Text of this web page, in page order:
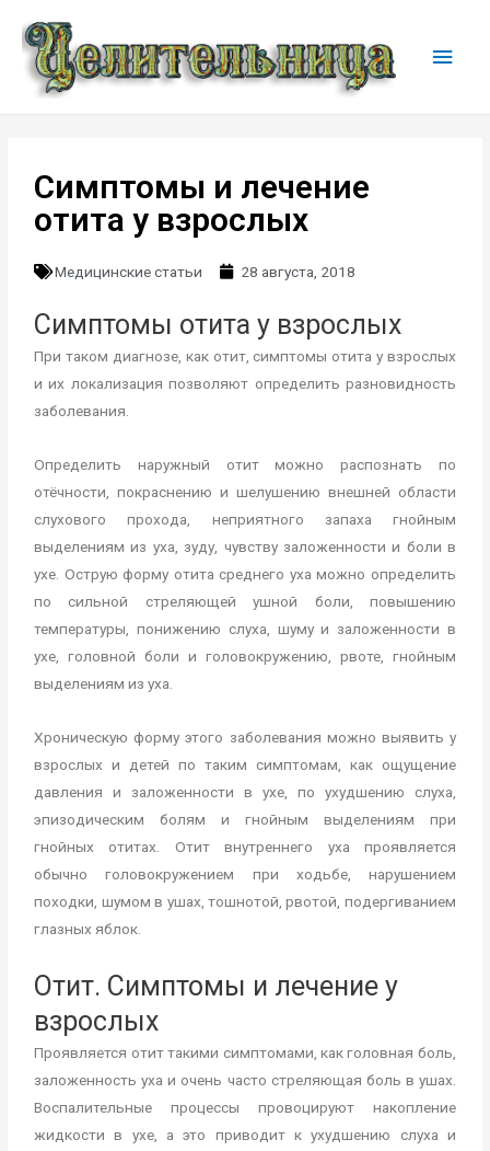
Симптомы и лечение
отита у взрослых
Медицинские статьи 28 августа, 2018
Симптомы отита у взрослых
При таком диагнозе, как отит, симптомы отита у взрослых
и их локализация позволяют определить разновидность
заболевания.
Определить наружный отит можно распознать по
отёчности, покраснению и шелушению внешней области
слухового прохода, неприятного запаха гнойным
выделениям из уха, зуду, чувству заложенности и боли в
ухе. Острую форму отита среднего уха можно определить
по сильной стреляющей ушной боли, повышению
температуры, понижению слуха, шуму и заложенности в
ухе, головной боли и головокружению, рвоте, гнойным
выделениям из уха.
Хроническую форму этого заболевания можно выявить у
взрослых и детей по таким симптомам, как ощущение
давления и заложенности в ухе, по ухудшению слуха,
эпизодическим болям и гнойным выделениям при
гнойных отитах. Отит внутреннего уха проявляется
обычно головокружением при ходьбе, нарушением
походки, шумом в ушах, тошнотой, рвотой, подергиванием
глазных яблок.
Отит. Симптомы и лечение у
взрослых
Проявляется отит такими симптомами, как головная боль,
заложенность уха и очень часто стреляющая боль в ушах.
Воспалительные процессы провоцируют накопление
жидкости в ухе, а это приводит к ухудшению слуха и